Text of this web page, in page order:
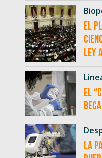
El
ley
El
La